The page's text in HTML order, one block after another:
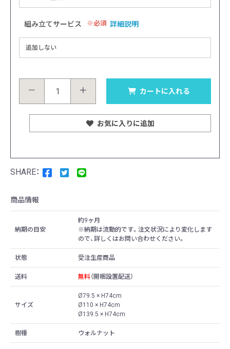
組み立てサービス 必須 詳細説明
－ ＋ カートに入れる
お気に入りに追加
商品情報
納期の目安
約9ヶ月
※納期は流動的です。注文状況により変化します
ので、詳しくはお問い合わせください。
状態 受注生産商品
送料 無料（開梱設置配送）
サイズ
Ø79.5 × H74cm
Ø110 × H74cm
Ø139.5 × H74cm
樹種 ウォルナット